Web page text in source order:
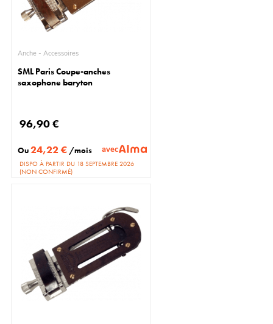
Anche - Accessoires
SML Paris Coupe-anches
saxophone baryton
96,90 €
Ou24,22 € /mois avec
DISPO À PARTIR DU 18 SEPTEMBRE 2026
(NON CONFIRMÉ)